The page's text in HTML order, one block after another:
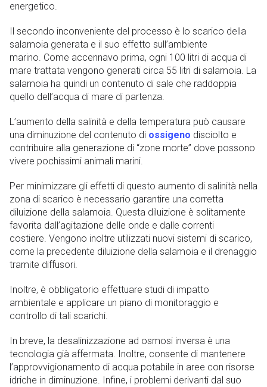
energetico.
Il secondo inconveniente del processo è lo scarico della
salamoia generata e il suo effetto sull’ambiente
marino. Come accennavo prima, ogni 100 litri di acqua di
mare trattata vengono generati circa 55 litri di salamoia. La
salamoia ha quindi un contenuto di sale che raddoppia
quello dell’acqua di mare di partenza.
L’aumento della salinità e della temperatura può causare
una diminuzione del contenuto di ossigeno disciolto e
contribuire alla generazione di “zone morte” dove possono
vivere pochissimi animali marini.
Per minimizzare gli effetti di questo aumento di salinità nella
zona di scarico è necessario garantire una corretta
diluizione della salamoia. Questa diluizione è solitamente
favorita dall’agitazione delle onde e dalle correnti
costiere. Vengono inoltre utilizzati nuovi sistemi di scarico,
come la precedente diluizione della salamoia e il drenaggio
tramite diffusori.
Inoltre, è obbligatorio effettuare studi di impatto
ambientale e applicare un piano di monitoraggio e
controllo di tali scarichi.
In breve, la desalinizzazione ad osmosi inversa è una
tecnologia già affermata. Inoltre, consente di mantenere
l’approvvigionamento di acqua potabile in aree con risorse
idriche in diminuzione. Infine, i problemi derivanti dal suo